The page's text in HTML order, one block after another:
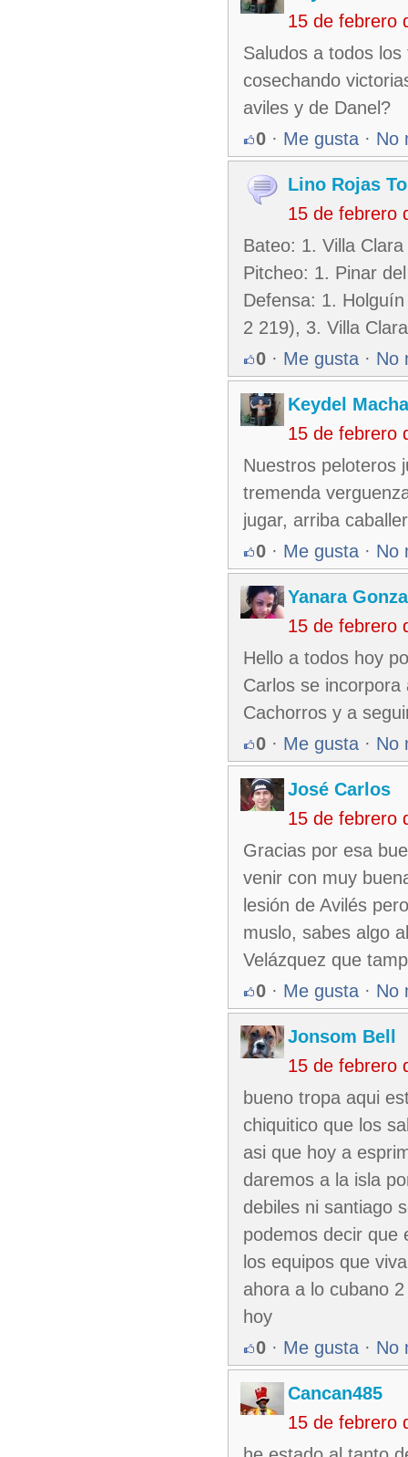
15 de febrero
Saludos a todos
cosechando
aviles y de Danel?
0 · Me gusta · No
Lino Rojas
15 de febrero
Bateo: 1. Villa
Pitcheo: 1. Pinar
Defensa: 1.
2 219), 3. Villa
0 · Me gusta · No
Keydel
15 de febrero
Nuestros peloteros
tremenda
jugar, arriba
0 · Me gusta · No
Yanara
15 de febrero
Hello a todos hoy
Carlos se
Cachorros y a
0 · Me gusta · No
José Carlos
15 de febrero
Gracias por esa
venir con muy
lesión de Avilés
muslo, sabes algo
Velázquez que
0 · Me gusta · No
Jonsom Bell
15 de febrero
bueno tropa aqui
chiquitico que los
asi que hoy a
daremos a la isla
debiles ni santiago
podemos decir que
los equipos que
ahora a lo cubano
hoy
0 · Me gusta · No
Cancan485
15 de febrero